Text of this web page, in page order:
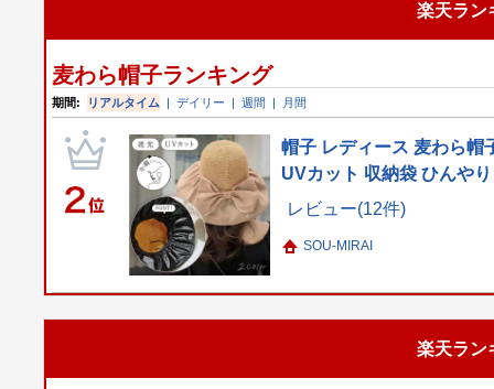
楽天ラン
麦わら帽子ランキング
期間: リアルタイム |デイリー |週間 | 月間
帽子 レディース 麦わら帽
UVカット 収納袋 ひんや
レビュー(12件)
SOU-MIRAI
楽天ラン